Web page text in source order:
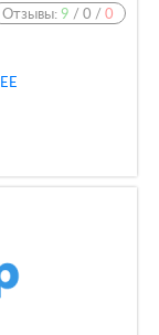
Отзывы:9 /0 /0